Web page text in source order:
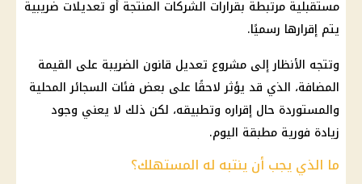
مستقبلية مرتبطة بقرارات الشركات المنتجة أو تعديلات ضريبية
يتم إقرارها رسميًا.
وتتجه الأنظار إلى مشروع تعديل قانون الضريبة على القيمة
المضافة، الذي قد يؤثر لاحقًا على بعض فئات السجائر المحلية
والمستوردة حال إقراره وتطبيقه، لكن ذلك لا يعني وجود
زيادة فورية مطبقة اليوم.
ما الذي يجب أن ينتبه له المستهلك؟